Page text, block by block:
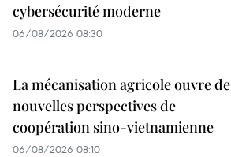
cybersécurité moderne
06/08/2026 08:30
La mécanisation agricole ouvre de
nouvelles perspectives de
coopération sino-vietnamienne
06/08/2026 08:10